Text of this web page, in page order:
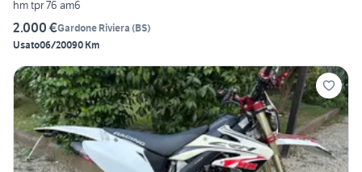
hm tpr 76 am6
2.000 €Gardone Riviera (BS)
Usato06/20090 Km